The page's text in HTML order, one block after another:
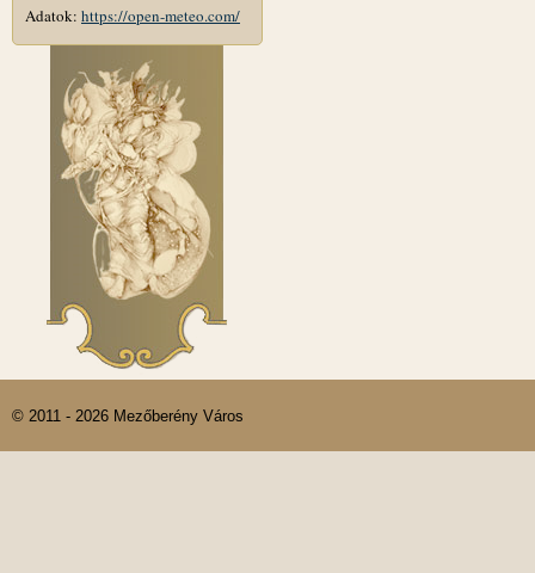
Adatok: https://open-meteo.com/
© 2011 - 2026 Mezőberény Város